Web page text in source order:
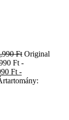
Ft Original
Ft -
Ft -